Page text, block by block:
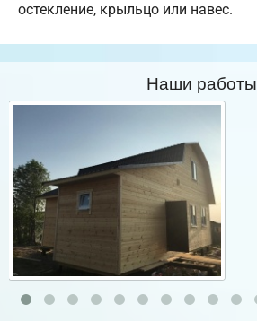
остекление, крыльцо или навес.
Наши работы